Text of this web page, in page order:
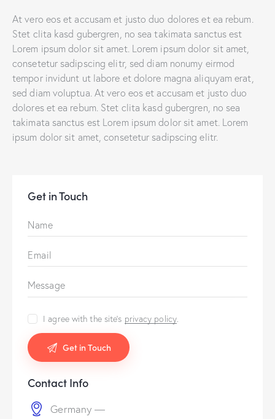
At vero eos et accusam et justo duo dolores et ea rebum.
Stet clita kasd gubergren, no sea takimata sanctus est
Lorem ipsum dolor sit amet. Lorem ipsum dolor sit amet,
consetetur sadipscing elitr, sed diam nonumy eirmod
tempor invidunt ut labore et dolore magna aliquyam erat,
sed diam voluptua. At vero eos et accusam et justo duo
dolores et ea rebum. Stet clita kasd gubergren, no sea
takimata sanctus est Lorem ipsum dolor sit amet. Lorem
ipsum dolor sit amet, consetetur sadipscing elitr.
Get in Touch
I agree with the site’s privacy policy.
Contact Info
Germany —